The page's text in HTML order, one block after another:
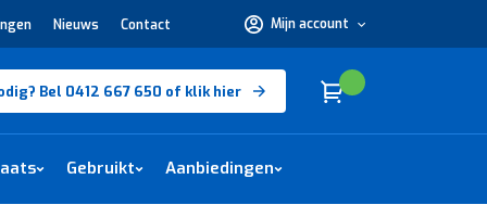
Nieuws Contact Mijn account
nodig?
Bel 0412 667 650 of klik hier Winkelwagen
Cart
Gebruikt Aanbiedingen